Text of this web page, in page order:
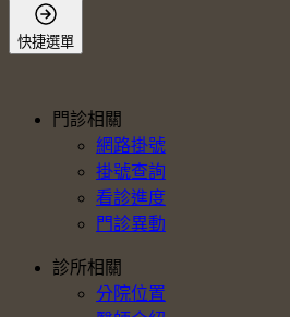
會員登入
快捷選單
門診相關
網路掛號
掛號查詢
看診進度
門診異動
診所相關
分院位置